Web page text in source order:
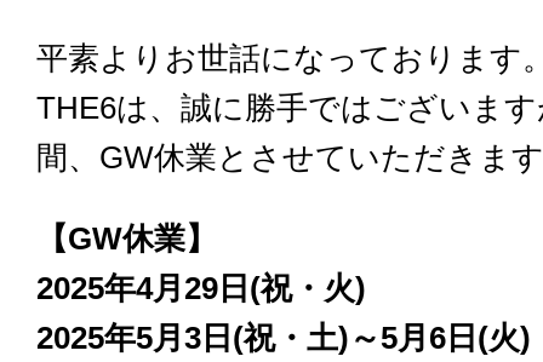
平素よりお世話になっております
THE6は、誠に勝手ではございま
間、GW休業とさせていただきま
【GW休業】
2025年4月29日(祝・火)
2025年5月3日(祝・土)～5月6日(火)